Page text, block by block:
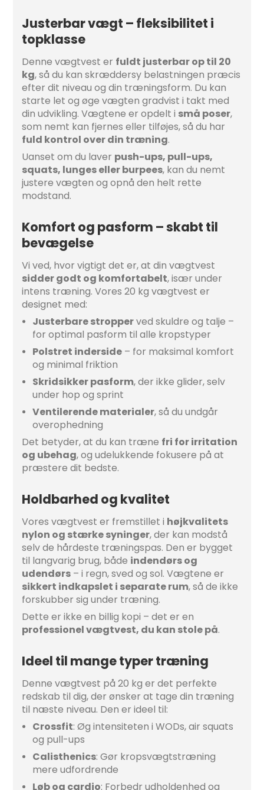
Justerbar vægt – fleksibilitet i
topklasse
Denne vægtvest er fuldt justerbar op til 20
kg, så du kan skræddersy belastningen præcis
efter dit niveau og din træningsform. Du kan
starte let og øge vægten gradvist i takt med
din udvikling. Vægtene er opdelt i små poser,
som nemt kan fjernes eller tilføjes, så du har
fuld kontrol over din træning.
Uanset om du laver push-ups, pull-ups,
squats, lunges eller burpees, kan du nemt
justere vægten og opnå den helt rette
modstand.
Komfort og pasform – skabt til
bevægelse
Vi ved, hvor vigtigt det er, at din vægtvest
sidder godt og komfortabelt, især under
intens træning. Vores 20 kg vægtvest er
designet med:
Justerbare stropperved skuldre og talje –
for optimal pasform til alle kropstyper
Polstret inderside– for maksimal komfort
og minimal friktion
Skridsikker pasform, der ikke glider, selv
under hop og sprint
Ventilerende materialer, så du undgår
overophedning
Det betyder, at du kan træne fri for irritation
og ubehag, og udelukkende fokusere på at
præstere dit bedste.
Holdbarhed og kvalitet
Vores vægtvest er fremstillet i højkvalitets
nylon og stærke syninger, der kan modstå
selv de hårdeste træningspas. Den er bygget
til langvarig brug, både indendørs og
udendørs – i regn, sved og sol. Vægtene er
sikkert indkapslet i separate rum, så de ikke
forskubber sig under træning.
Dette er ikke en billig kopi – det er en
professionel vægtvest, du kan stole på.
Ideel til mange typer træning
Denne vægtvest på 20 kg er det perfekte
redskab til dig, der ønsker at tage din træning
til næste niveau. Den er ideel til:
Crossfit: Øg intensiteten i WODs, air squats
og pull-ups
Calisthenics: Gør kropsvægtstræning
mere udfordrende
Løb og cardio: Forbedr udholdenhed og